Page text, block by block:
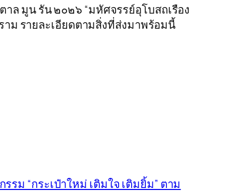
ล มูน รัน ๒๐๒๖ “มหัศจรรย์อุโบสถเรือง
ม รายละเอียดตามสิ่งที่ส่งมาพร้อมนี้
ม “กระเป๋าใหม่ เติมใจ เติมยิ้ม” ตาม